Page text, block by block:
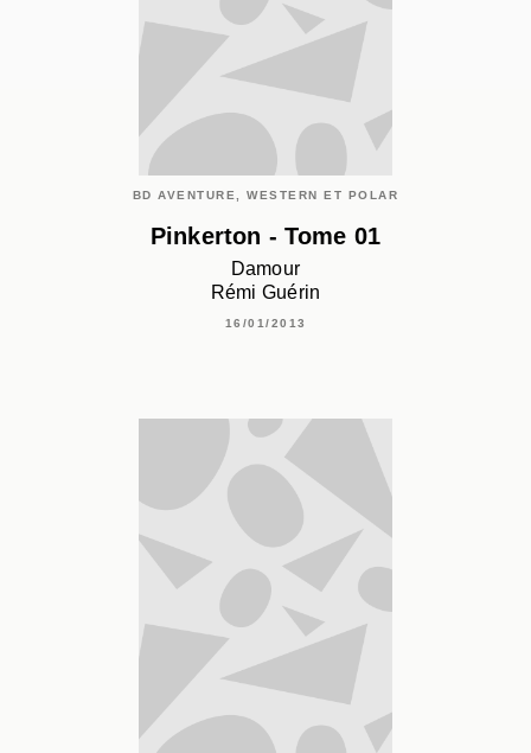
BD AVENTURE, WESTERN ET POLAR
Pinkerton - Tome 01
Damour
Rémi Guérin
16/01/2013